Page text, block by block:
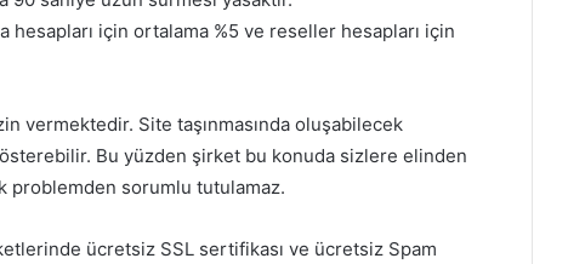
hesapları için ortalama %5 ve reseller hesapları için
vermektedir. Site taşınmasında oluşabilecek
Bu yüzden şirket bu konuda sizlere elinden
problemden sorumlu tutulamaz.
ücretsiz SSL sertifikası ve ücretsiz Spam